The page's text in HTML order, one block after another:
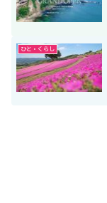
ひと・くらし